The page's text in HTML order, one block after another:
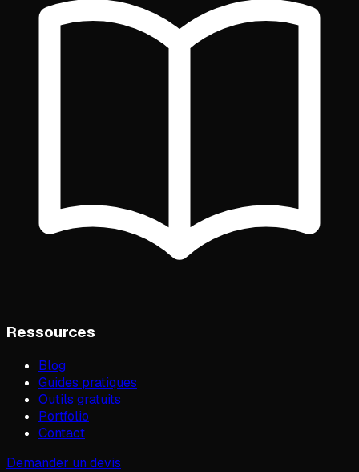
Ressources
Blog
Guides pratiques
Outils gratuits
Portfolio
Contact
Demander un devis